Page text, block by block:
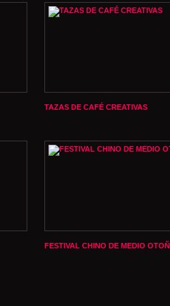
TAZAS DE CAFÉ CREATIVAS
FESTIVAL CHINO DE MEDIO